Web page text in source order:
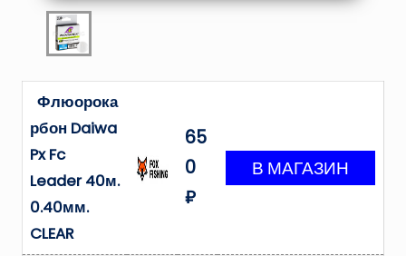
Флюорока
рбон Daiwa
Px Fc
Leader 40м.
0.40мм.
CLEAR
65
0
₽